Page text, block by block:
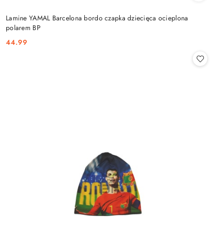
Lamine YAMAL Barcelona bordo czapka dziecięca ocieplona
polarem BP
Cena:
44.99